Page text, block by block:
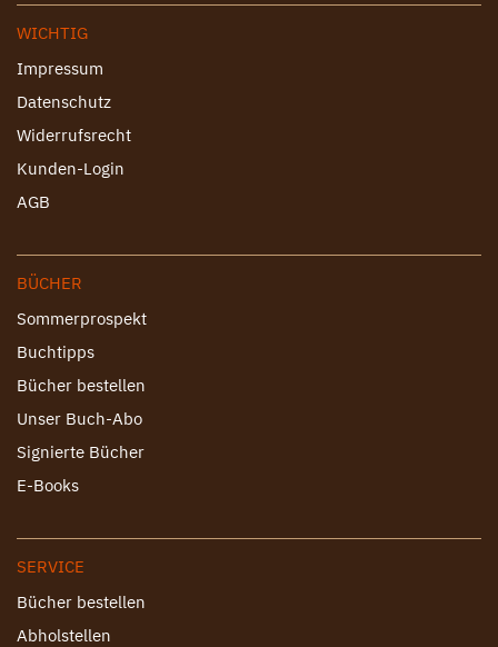
WICHTIG
Impressum
Datenschutz
Widerrufsrecht
Kunden-Login
AGB
BÜCHER
Sommerprospekt
Buchtipps
Bücher bestellen
Unser Buch-Abo
Signierte Bücher
E-Books
SERVICE
Bücher bestellen
Abholstellen